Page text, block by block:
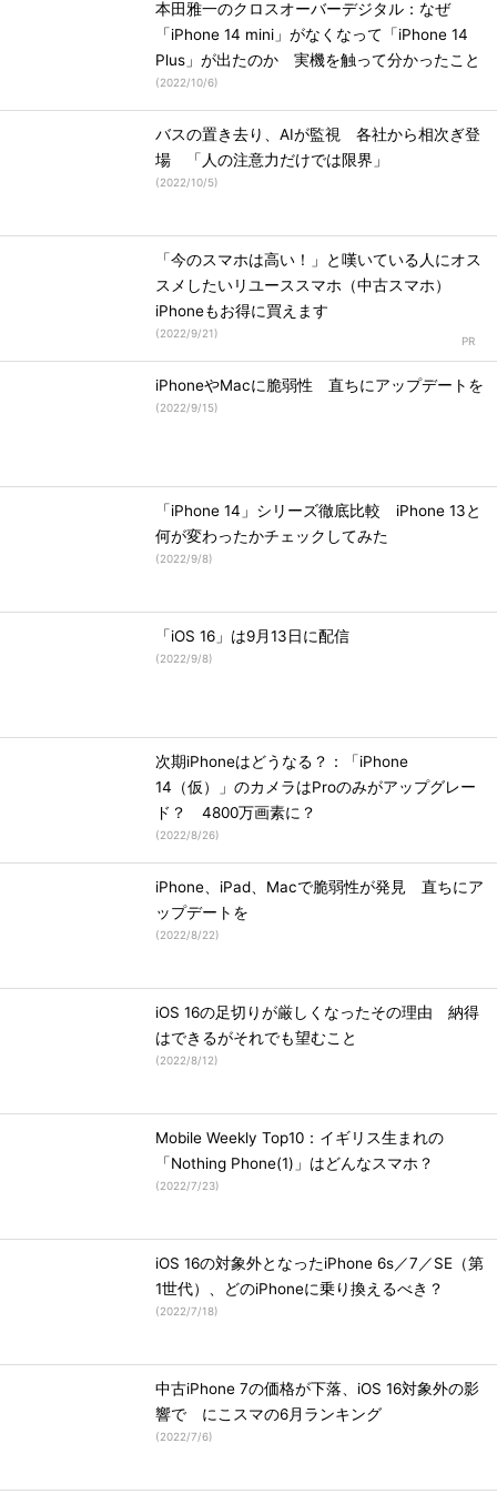
本田雅一のクロスオーバーデジタル：なぜ
「iPhone 14 mini」がなくなって「iPhone 14
Plus」が出たのか 実機を触って分かったこと
(2022/10/6)
バスの置き去り、AIが監視 各社から相次ぎ登
場 「人の注意力だけでは限界」
(2022/10/5)
「今のスマホは高い！」と嘆いている人にオス
スメしたいリユーススマホ（中古スマホ）
iPhoneもお得に買えます
(2022/9/21)
iPhoneやMacに脆弱性 直ちにアップデートを
(2022/9/15)
「iPhone 14」シリーズ徹底比較 iPhone 13と
何が変わったかチェックしてみた
(2022/9/8)
「iOS 16」は9月13日に配信
(2022/9/8)
次期iPhoneはどうなる？：「iPhone
14（仮）」のカメラはProのみがアップグレー
ド？ 4800万画素に？
(2022/8/26)
iPhone、iPad、Macで脆弱性が発見 直ちにア
ップデートを
(2022/8/22)
iOS 16の足切りが厳しくなったその理由 納得
はできるがそれでも望むこと
(2022/8/12)
Mobile Weekly Top10：イギリス生まれの
「Nothing Phone(1)」はどんなスマホ？
(2022/7/23)
iOS 16の対象外となったiPhone 6s／7／SE（第
1世代）、どのiPhoneに乗り換えるべき？
(2022/7/18)
中古iPhone 7の価格が下落、iOS 16対象外の影
響で にこスマの6月ランキング
(2022/7/6)